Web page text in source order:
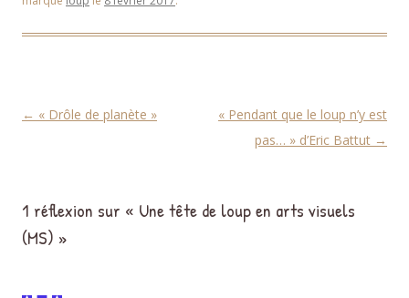
Navigation des articles
← « Drôle de planète »
« Pendant que le loup n’y est
pas… » d’Eric Battut →
1 réflexion sur « Une tête de loup en arts visuels
(MS) »